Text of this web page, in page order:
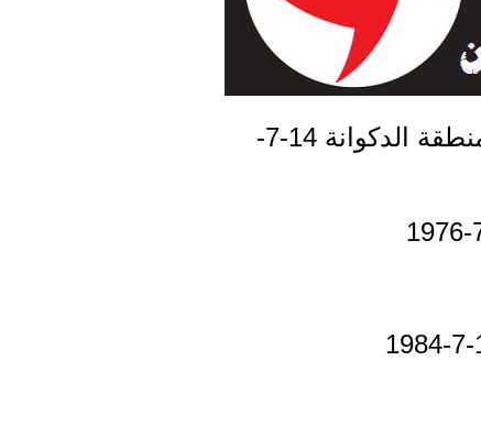
العريضي،محمد وعلي الأحمد،حسان مرعي والمواطنة رابحة الخشن في منطقة الدكوانة 14-7-